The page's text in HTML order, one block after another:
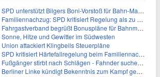
SPD unterstützt Bilgers Boni-Vorstoß für Bahn-Manager
Familiennachzug: SPD kritisiert Regelung als zu streng
Fahrgastverband begrüßt Bonuspläne für Bahnmanager
Sonne, Hitze und Gewitter im Südwesten
Union attackiert Klingbeils Steuerpläne
SPD kritisiert Härtefallregelung beim Familiennachzug als zu streng
Fußgänger stirbt nach Schlägen - Fahnder suchen Autofahrer
Berliner Linke kündigt Bekenntnis zum Kampf gegen Antisemitismus an